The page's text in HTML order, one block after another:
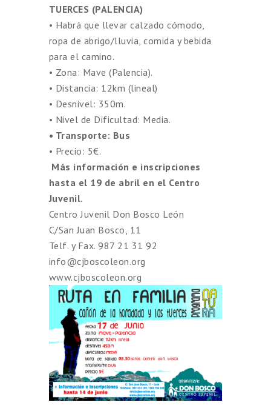
TUERCES (PALENCIA)
• Habrá que llevar calzado cómodo,
ropa de abrigo/lluvia, comida y bebida
para el camino.
• Zona: Mave (Palencia).
• Distancia: 12km (lineal)
• Desnivel: 350m.
• Nivel de Dificultad: Media.
• Transporte: Bus
• Precio: 5€.
Más información e inscripciones
hasta el 19 de abril en el Centro
Juvenil.
Centro Juvenil Don Bosco León
C/San Juan Bosco, 11
Telf. y Fax. 987 21 31 92
info@cjboscoleon.org
www.cjboscoleon.org